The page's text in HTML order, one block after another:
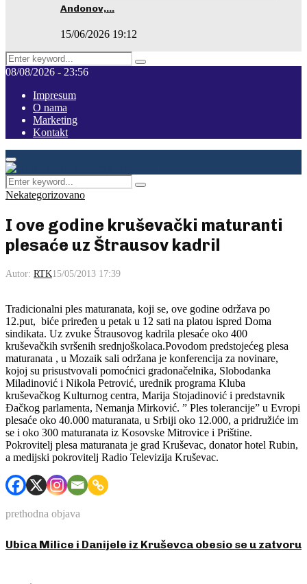
Andonov,…
15/06/2026 19:12
Search
for:
Pretraga
08/08/2026 - 23:56
Impresum
O nama
Marketing
Kontakt
Facebook
Instagram
Youtube
Primary
Menu
Search
for:
Pretraga
Nekategorizovano
I ove godine kruševački maturanti
plesaće uz Štrausov kadril
Autor: RTK15/05/2013 17:39
Tradicionalni ples maturanata, koji se, ove godine održava po
12.put, biće priređen u petak u 12 sati na platou ispred Doma
sindikata. Uz zvuke Štrausovog kadrila plesaće oko 400
kruševačkih svršenih srednjoškolaca.Povodom predstojećeg plesa
maturanata , u Mozaik sali održana je konferencija za novinare,
kojoj su prisustvovali pomoćnici gradonačelnika, Slobodanka
Miladinović i Nikola Petrović, urednik programa Kluba
kruševačkog Kulturnog centra, Marija Stojadinović i predstavnik
Đačkog parlamenta, Nemanja Mirković. ” Ples tolerancije” u Evropi
plesaće oko 40.000 maturanata, u Srbiji oko 12.000, a pridružiće im
se i oko 300 maturanata iz Kosovske Mitrovice i Prištine.
Pokrovitelj plesa maturanata je grad Kruševac, donator hotel Rubin,
a medijski pokrovitelj Radio Televizija Kruševac.
prethodna objava
Ubica Milice i Danijele iz Kruševca obesio se u zatvoru